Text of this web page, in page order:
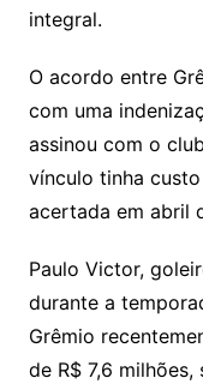
integral.
O acordo entre
com uma
assinou com o
vínculo tinha
acertada em abril
Paulo Victor,
durante a
Grêmio
de R$ 7,6